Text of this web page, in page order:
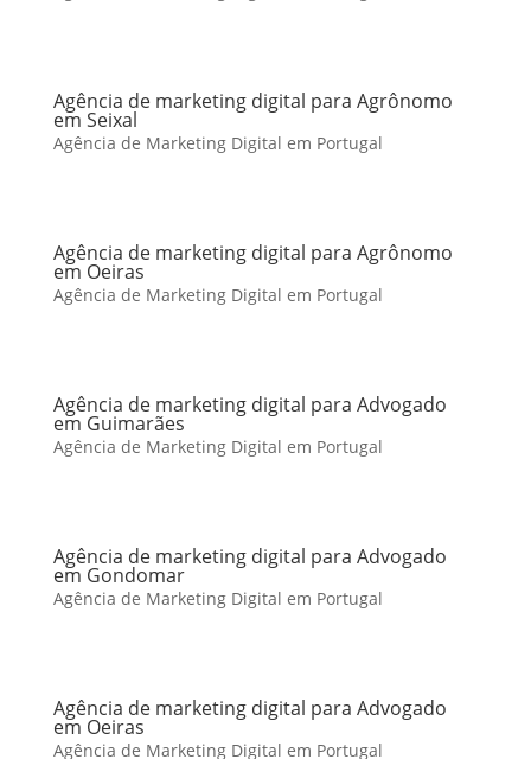
Agência de marketing digital para Agrônomo
em Seixal
Agência de Marketing Digital em Portugal
Agência de marketing digital para Agrônomo
em Oeiras
Agência de Marketing Digital em Portugal
Agência de marketing digital para Advogado
em Guimarães
Agência de Marketing Digital em Portugal
Agência de marketing digital para Advogado
em Gondomar
Agência de Marketing Digital em Portugal
Agência de marketing digital para Advogado
em Oeiras
Agência de Marketing Digital em Portugal